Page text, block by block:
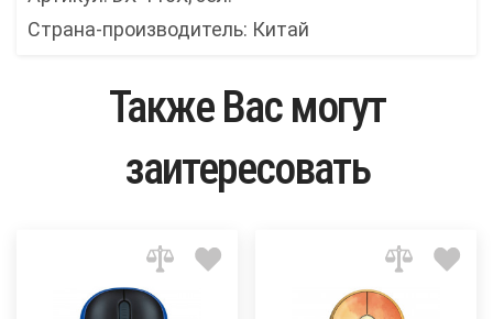
Страна-производитель: Китай
Также Вас могут
заитересовать